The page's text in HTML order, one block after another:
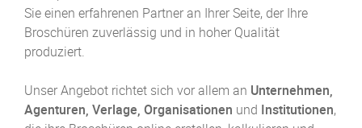
Sie einen erfahrenen Partner an Ihrer Seite, der Ihre
Broschüren zuverlässig und in hoher Qualität
produziert.
Unser Angebot richtet sich vor allem an Unternehmen,
Agenturen, Verlage, Organisationen und Institutionen,